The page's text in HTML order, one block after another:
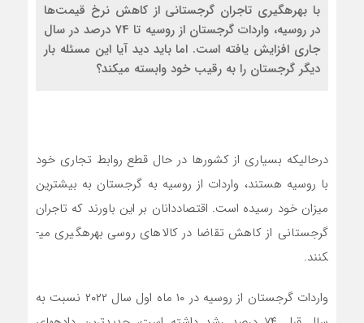
با بهره­گیری تاجران گرجستانی از کاهش نرخ قیمت‌ها
در روسیه، واردات گرجستان از روسیه تا 74 درصد در سال
جاری افزایش یافته است. اما باید دید آیا این مسئله بار
دیگر گرجستان را به رقیب خود وابسته می­کند؟
درحالی­که بسیاری از کشورها در حال قطع روابط تجاری خود
با روسیه هستند، واردات از روسیه به گرجستان به بیشترین
میزان خود رسیده است. اقتصاددانان بر این باورند که تاجران
گرجستانی از کاهش تقاضا در کالاهای روسی بهره­گیری می­
کنند.
واردات گرجستان از روسیه در ۱۰ ماه اول سال ۲۰۲۲ نسبت به